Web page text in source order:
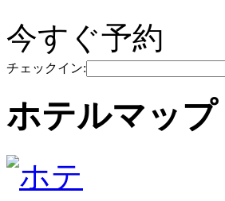
今すぐ予約
チェックイン:
ホテルマップ